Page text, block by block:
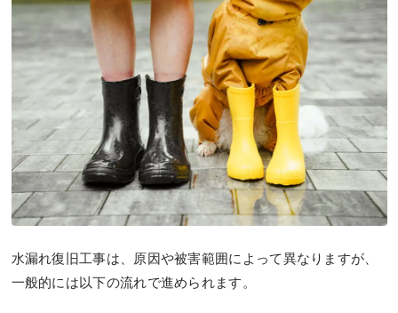
水漏れ復旧工事は、原因や被害範囲によって異なりますが、
一般的には以下の流れで進められます。